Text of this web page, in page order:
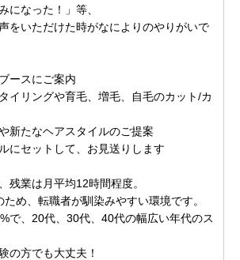
になった！」等、
をいただけた時がなによりのやりがいで
ースにご案内
イリングや育毛、増毛、自毛のカット/カ
新たなヘアスタイルのご提案
にセットして、お見送りします
残業は月平均12時間程度。
め、転職者が馴染みやすい環境です。
で、20代、30代、40代の幅広い年代のス
の方でも大丈夫！